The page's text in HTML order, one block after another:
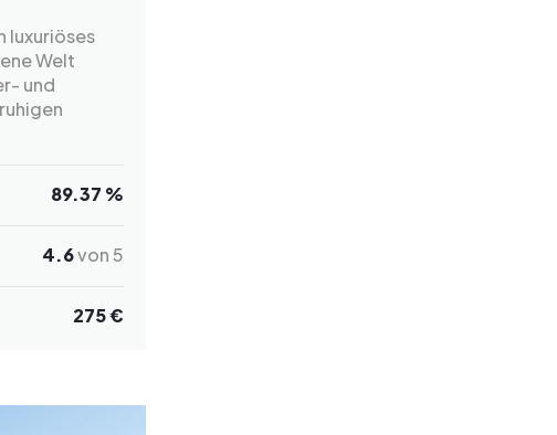
luxuriöses
Welt
und
89.37 %
4.6von 5
275 €